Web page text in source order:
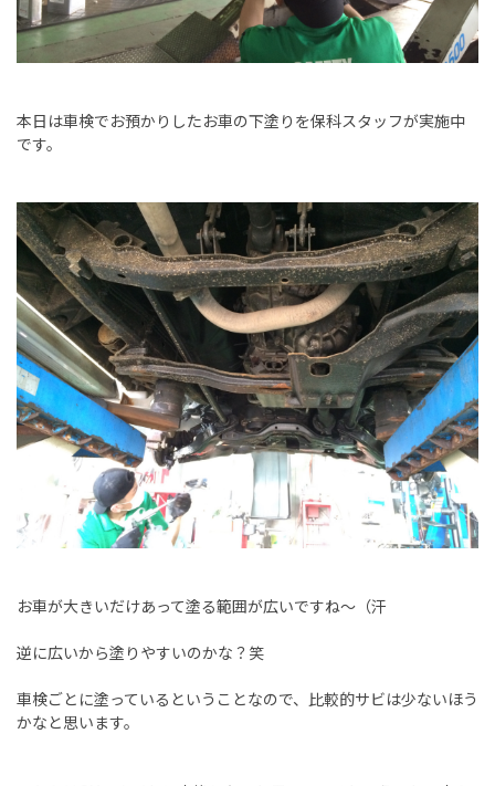
本日は車検でお預かりしたお車の下塗りを保科スタッフが実施中
です。
お車が大きいだけあって塗る範囲が広いですね～（汗
逆に広いから塗りやすいのかな？笑
車検ごとに塗っているということなので、比較的サビは少ないほう
かなと思います。